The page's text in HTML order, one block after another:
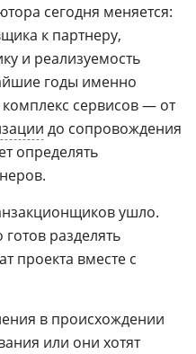
сегодня меняется:
к партнеру,
и реализуемость
годы именно
сервисов — от
до сопровождения
определять
ушло.
разделять
проекта вместе с
в происхождении
или они хотят